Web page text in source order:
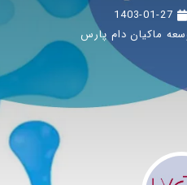
1403-01-27
ماکیان دام پارس